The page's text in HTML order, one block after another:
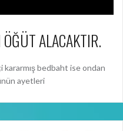
ALACAKTIR.
bedbaht ise ondan
ayetleri